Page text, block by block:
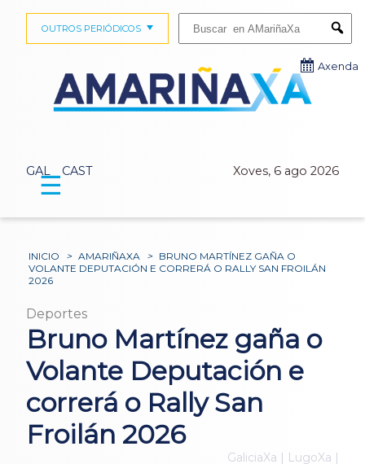
GAL CAST Xoves, 6 ago 2026
OUTROS PERIÓDICOS
Axenda
☰
INICIO > AMARIÑAXA > BRUNO MARTÍNEZ GAÑA O
VOLANTE DEPUTACIÓN E CORRERÁ O RALLY SAN FROILÁN
2026
Deportes
Bruno Martínez gaña o
Volante Deputación e
correrá o Rally San
Froilán 2026
GaliciaXa | LugoXa |